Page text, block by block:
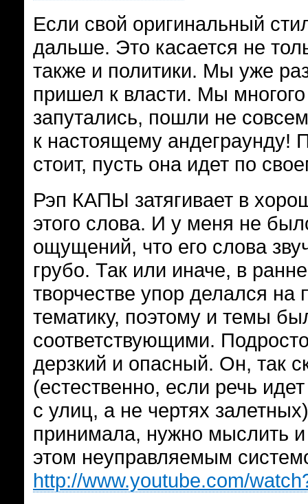
Если свой оригинальный
дальше. Это касается не
также и политики. Мы уже
пришел к власти. Мы
запутались, пошли не
к настоящему андеграунду!
стоит, пусть она идет по
Рэп КАПЫ затягивает в
этого слова. И у меня не
ощущений, что его слова
грубо. Так или иначе, в
творчестве упор делался на
тематику, поэтому и темы
соответствующими.
дерзкий и опасный. Он, так
(естественно, если речь
с улиц, а не чертях
принимала, нужно мыслить и
этом неуправляемым
http://www.youtube.com/